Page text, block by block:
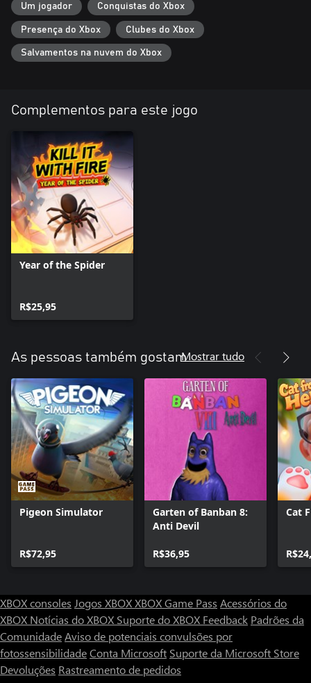
Um jogador Conquistas do Xbox
Presença do Xbox Clubes do Xbox
Salvamentos na nuvem do Xbox
Complementos para este jogo
Year of the Spider
R$25,95
As pessoas também gostamMostrar tudo
Pigeon Simulator
R$72,95
Garten of Banban 8:
Anti Devil
R$36,95
Cat
XBOX consoles Jogos XBOXXBOX Game Pass Acessórios do
XBOX Notícias do XBOX Suporte do XBOX Feedback Padrões da
ComunidadeAviso de potenciais convulsões por
fotossensibilidadeConta Microsoft Suporte da Microsoft Store
Devoluções Rastreamento de pedidos